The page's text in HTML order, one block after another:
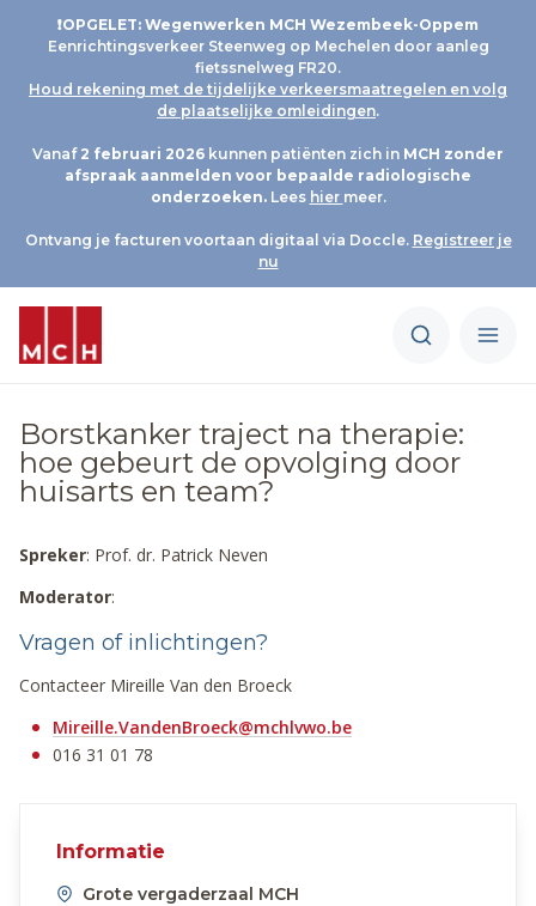
❗OPGELET: Wegenwerken MCH Wezembeek-Oppem
Eenrichtingsverkeer Steenweg op Mechelen door aanleg
fietssnelweg FR20.
Houd rekening met de tijdelijke verkeersmaatregelen en volg
de plaatselijke omleidingen.
Vanaf 2 februari 2026 kunnen patiënten zich in MCH zonder
afspraak aanmelden voor bepaalde radiologische
onderzoeken.Lees hier meer.
Ontvang je facturen voortaan digitaal via Doccle. Registreer je
nu
Borstkanker traject na therapie:
hoe gebeurt de opvolging door
huisarts en team?
Spreker: Prof. dr. Patrick Neven
Moderator:
Vragen of inlichtingen?
Contacteer Mireille Van den Broeck
Mireille.VandenBroeck@mchlvwo.be
016 31 01 78
Informatie
Grote vergaderzaal MCH